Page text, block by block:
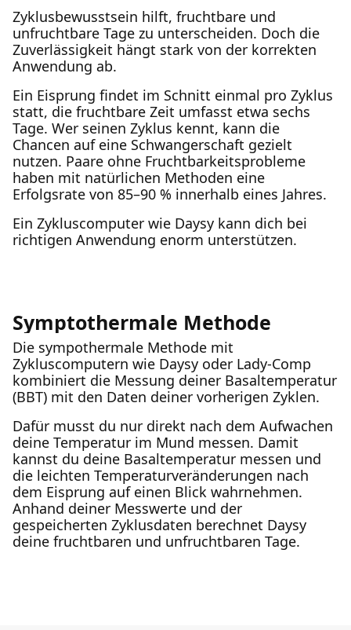
Zyklusbewusstsein hilft, fruchtbare und
unfruchtbare Tage zu unterscheiden. Doch die
Zuverlässigkeit hängt stark von der korrekten
Anwendung ab.
Ein Eisprung findet im Schnitt einmal pro Zyklus
statt, die fruchtbare Zeit umfasst etwa sechs
Tage. Wer seinen Zyklus kennt, kann die
Chancen auf eine Schwangerschaft gezielt
nutzen. Paare ohne Fruchtbarkeitsprobleme
haben mit natürlichen Methoden eine
Erfolgsrate von 85–90 % innerhalb eines Jahres.
Ein Zykluscomputer wie Daysy kann dich bei
richtigen Anwendung enorm unterstützen.
Symptothermale Methode
Die sympothermale Methode mit
Zykluscomputern wie Daysy oder Lady-Comp
kombiniert die Messung deiner Basaltemperatur
(BBT) mit den Daten deiner vorherigen Zyklen.
Dafür musst du nur direkt nach dem Aufwachen
deine Temperatur im Mund messen. Damit
kannst du deine Basaltemperatur messen und
die leichten Temperaturveränderungen nach
dem Eisprung auf einen Blick wahrnehmen.
Anhand deiner Messwerte und der
gespeicherten Zyklusdaten berechnet Daysy
deine fruchtbaren und unfruchtbaren Tage.